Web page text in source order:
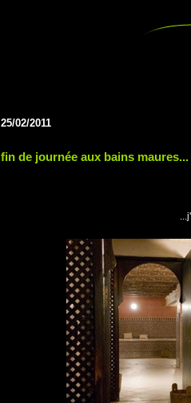
25/02/2011
fin de journée aux bains maures...